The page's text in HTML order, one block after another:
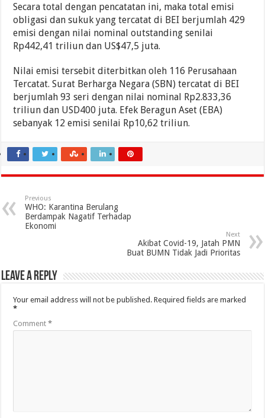
Secara total dengan pencatatan ini, maka total emisi
obligasi dan sukuk yang tercatat di BEI berjumlah 429
emisi dengan nilai nominal outstanding senilai
Rp442,41 triliun dan US$47,5 juta.
Nilai emisi tersebit diterbitkan oleh 116 Perusahaan
Tercatat. Surat Berharga Negara (SBN) tercatat di BEI
berjumlah 93 seri dengan nilai nominal Rp2.833,36
triliun dan USD400 juta. Efek Beragun Aset (EBA)
sebanyak 12 emisi senilai Rp10,62 triliun.
Previous
WHO: Karantina Berulang
Berdampak Nagatif Terhadap
Ekonomi
Next
Akibat Covid-19, Jatah PMN
Buat BUMN Tidak Jadi Prioritas
Leave a Reply
Your email address will not be published. Required fields are marked
*
Comment*